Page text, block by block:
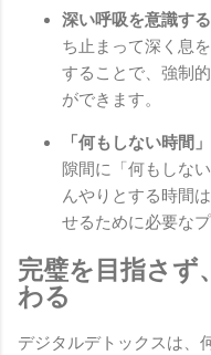
深い呼吸を意識する
ち止まって深く息
することで、強制
ができます。
「何もしない時間
隙間に「何もしな
んやりとする時間
せるために必要なプ
完璧を目指さず
わる
デジタルデトックスは、